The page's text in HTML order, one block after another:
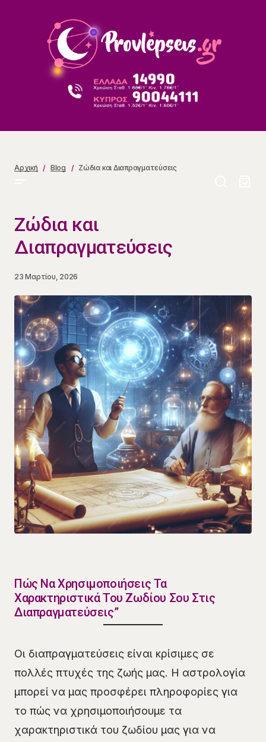
Αρχική Blog Ζώδια και Διαπραγματεύσεις
Ζώδια και
Διαπραγματεύσεις
23 Μαρτίου, 2026
Πώς Να Χρησιμοποιήσεις Τα
Χαρακτηριστικά Του Ζωδίου Σου Στις
Διαπραγματεύσεις”
Οι διαπραγματεύσεις είναι κρίσιμες σε
πολλές πτυχές της ζωής μας. Η αστρολογία
μπορεί να μας προσφέρει πληροφορίες για
το πώς να χρησιμοποιήσουμε τα
χαρακτηριστικά του ζωδίου μας για να